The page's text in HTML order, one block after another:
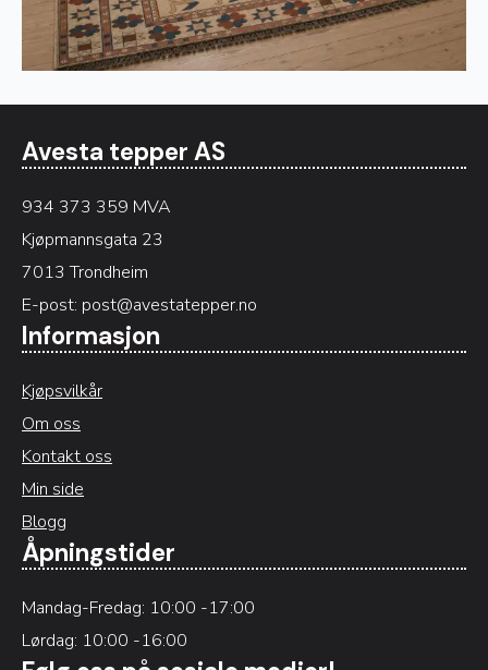
Avesta tepper AS
934 373 359 MVA
Kjøpmannsgata 23
7013 Trondheim
E-post: post@avestatepper.no
Informasjon
Kjøpsvilkår
Om oss
Kontakt oss
Min side
Blogg
Åpningstider
Mandag-Fredag: 10:00 -17:00
Lørdag: 10:00 -16:00